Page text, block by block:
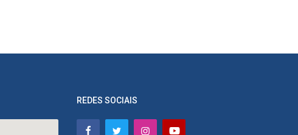
REDES SOCIAIS